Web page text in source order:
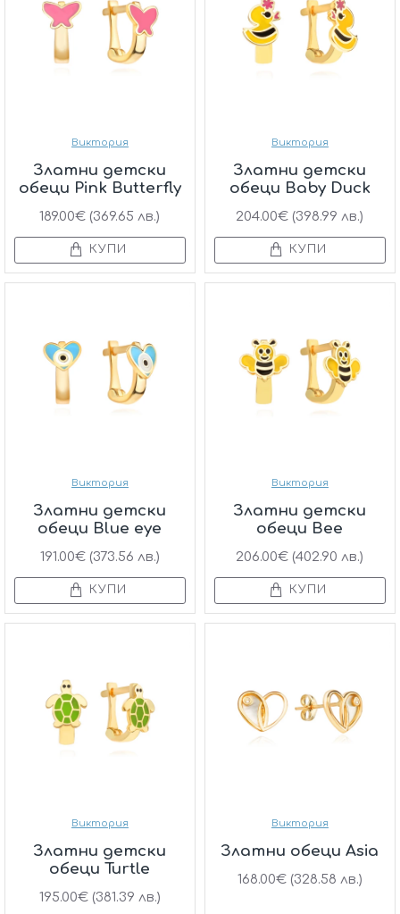
Виктория
Златни детски
обеци Pink Butterfly
189.00€ (369.65 лв.)
КУПИ
Виктория
Златни детски
обеци Baby Duck
204.00€ (398.99 лв.)
КУПИ
Виктория
Златни детски
обеци Blue eye
191.00€ (373.56 лв.)
КУПИ
Виктория
Златни детски
обеци Bee
206.00€ (402.90 лв.)
КУПИ
Виктория
Златни детски
обеци Turtle
195.00€ (381.39 лв.)
Виктория
Златни обеци Asia
168.00€ (328.58 лв.)